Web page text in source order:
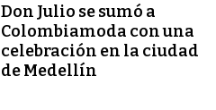
Don Julio se sumó a
Colombiamoda con una
celebración en la ciudad
de Medellín